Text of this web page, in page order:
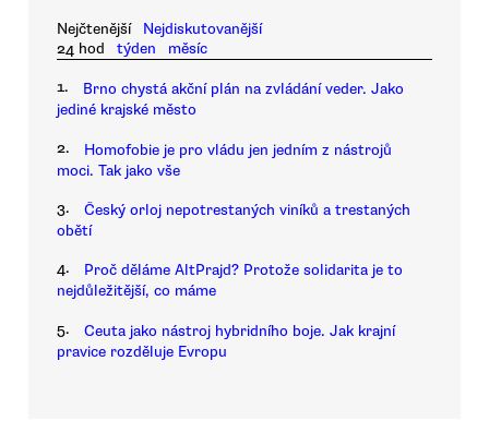
Nejčtenější
Nejdiskutovanější
24 hod
týden měsíc
1.
Brno chystá akční plán na zvládání veder. Jako
jediné krajské město
2.
Homofobie je pro vládu jen jedním z nástrojů
moci. Tak jako vše
3.
Český orloj nepotrestaných viníků a trestaných
obětí
4.
Proč děláme AltPrajd? Protože solidarita je to
nejdůležitější, co máme
5.
Ceuta jako nástroj hybridního boje. Jak krajní
pravice rozděluje Evropu